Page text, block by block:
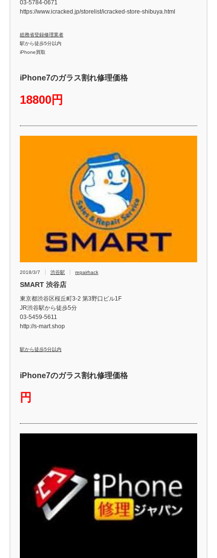
03-5784-0671
https://www.icracked.jp/storelist/icracked-store-shibuya.html
総務省登録修理業者
駅から徒歩5分以内
iPhone買取
iPhone7のガラス割れ修理価格
18800円
2018/3/7 渋谷駅 repairhack
SMART 渋谷店
東京都渋谷区桜丘町3-2 第3野口ビル1F
JR渋谷駅から徒歩5分
03-5459-5611
http://s-mart.shop
駅から徒歩5分以内
iPhone7のガラス割れ修理価格
円